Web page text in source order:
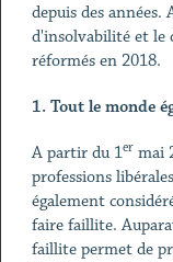
depuis des
d'insolvabilité et le
réformés en 2018.
1. Tout le monde
A partir du 1ermai
professions
également
faire faillite.
faillite permet de